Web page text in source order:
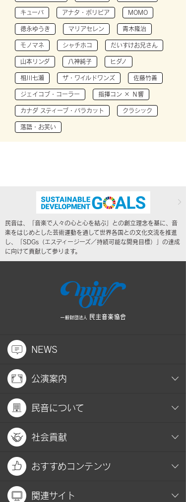
キューバ アナタ・ボリビア MOMO
徳永ゆうき マリアセレン 青木隆治
モノマネ シャチホコ だいすけお兄さん
山本リンダ 八神純子 ヒダノ
相川七瀬 ザ・ワイルドワンズ 佐藤竹善
ジェイコブ・コーラー 指揮コン × Ｎ響
カナダ スティーブ・バラカット クラシック
落語・お笑い
民音は、「音楽で人々の心と心を結ぶ」との創立理念を基に、音
楽をはじめとした芸術運動を通して世界各国との文化交流を推進
し、「SDGs（エスディージーズ／持続可能な開発目標）」の達成
に向けて貢献して参ります。
NEWS
公演案内
民音について
社会貢献
おすすめコンテンツ
関連サイト